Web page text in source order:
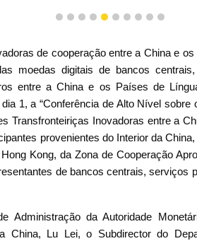
1 2 3 4 5 6 7 8 9 10
de cooperação entre a China e
moedas digitais de bancos
entre a China e os Países de
1, a “Conferência de Alto Nível
Transfronteiriças Inovadoras entre a
provenientes do Interior da
Kong, da Zona de Cooperação
de bancos centrais, serviços
Administração da Autoridade
China, Lu Lei, o Subdirector do